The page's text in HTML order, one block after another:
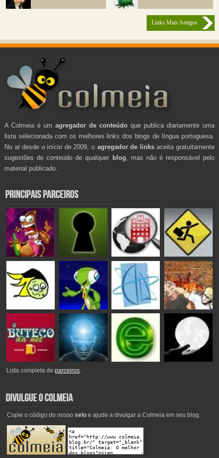
Links Mais Antigos
A Colmeia é um agregador de conteúdo que publica diariamente uma
lista selecionada com os melhores links dos blogs de língua portuguesa.
No ar desde o início de 2009, o agregador de linksaceita gratuitamente
sugestões de conteúdo de qualquer blog , mas não é responsável pelo
material publicado.
Lista completa deparceiros.
Copie o código do nosso seloe ajude a divulgar a Colmeia em seu blog.